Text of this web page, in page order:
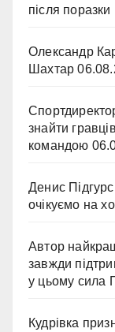
після
Олександр
Шахтар
знайти
командою
Денис
очікуємо на
Автор
завжди
у цьому сила
Кудрівка